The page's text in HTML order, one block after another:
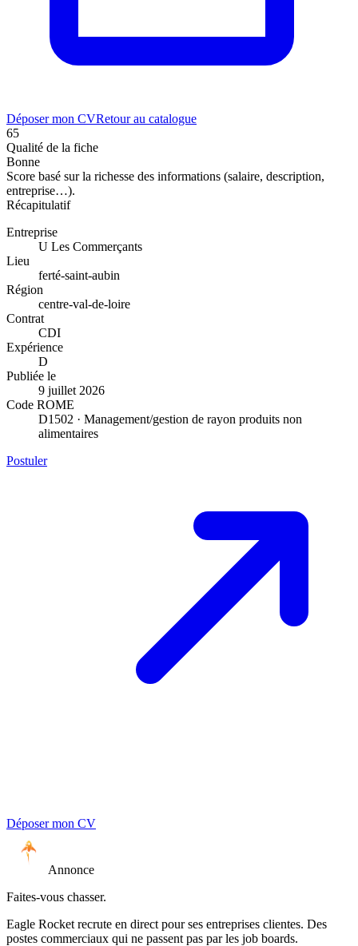
Déposer mon CVRetour au catalogue
65
Qualité de la fiche
Bonne
Score basé sur la richesse des informations (salaire, description,
entreprise…).
Récapitulatif
Entreprise
U Les Commerçants
Lieu
ferté-saint-aubin
Région
centre-val-de-loire
Contrat
CDI
Expérience
D
Publiée le
9 juillet 2026
Code ROME
D1502 · Management/gestion de rayon produits non
alimentaires
Postuler
Déposer mon CV
Annonce
Faites-vous chasser.
Eagle Rocket recrute en direct pour ses entreprises clientes. Des
postes commerciaux qui ne passent pas par les job boards.